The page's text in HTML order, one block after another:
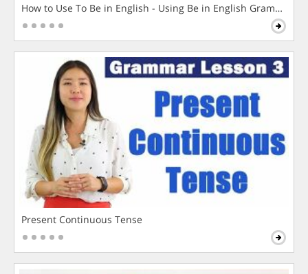
How to Use To Be in English - Using Be in English Grammar
Present Continuous Tense